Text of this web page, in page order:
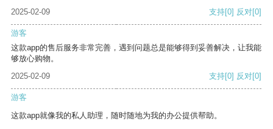
2025-02-09
支持[0] 反对[0]
游客
这款app的售后服务非常完善，遇到问题总是能够得到妥善解决，让我能
够放心购物。
2025-02-09
支持[0] 反对[0]
游客
这款app就像我的私人助理，随时随地为我的办公提供帮助。